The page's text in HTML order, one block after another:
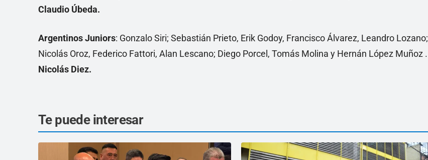
Claudio Úbeda.
Argentinos Juniors: Gonzalo Siri; Sebastián Prieto, Erik Godoy, Francisco Álvarez, Leandro Lozano;
Nicolás Oroz, Federico Fattori, Alan Lescano; Diego Porcel, Tomás Molina y Hernán López Muñoz .
Nicolás Diez.
Te puede interesar